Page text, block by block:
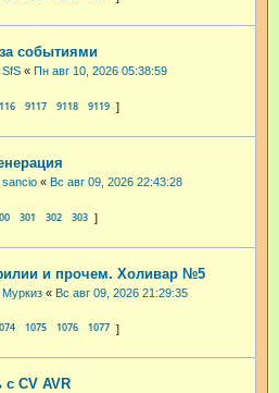
событиями
SfS « Пн авг 10, 2026 05:38:59
9117 9118 9119
sancio « Вс авг 09, 2026 22:43:28
301 302 303
и прочем. Холивар №5
Муркиз « Вс авг 09, 2026 21:29:35
1075 1076 1077
с CV AVR